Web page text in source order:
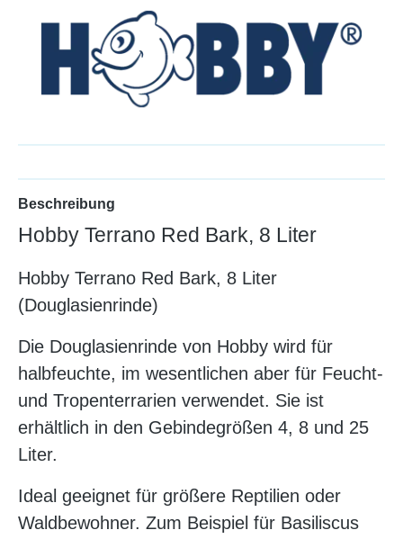
Beschreibung
Hobby Terrano Red Bark, 8 Liter
Hobby Terrano Red Bark, 8 Liter
(Douglasienrinde)
Die Douglasienrinde von Hobby wird für
halbfeuchte, im wesentlichen aber für Feucht-
und Tropenterrarien verwendet. Sie ist
erhältlich in den Gebindegrößen 4, 8 und 25
Liter.
Ideal geeignet für größere Reptilien oder
Waldbewohner. Zum Beispiel für Basiliscus